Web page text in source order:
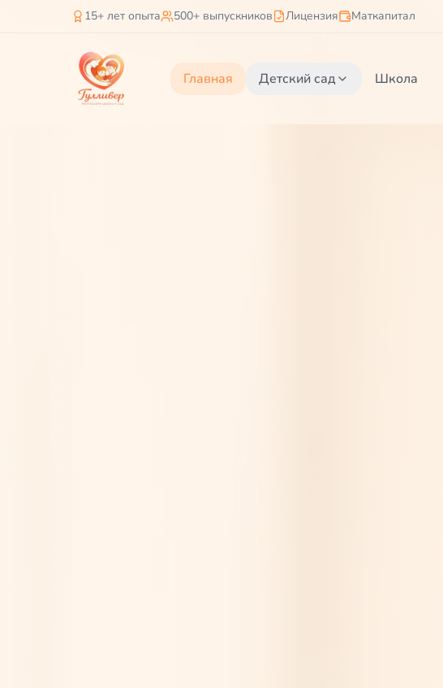
15+ лет опыта 500+ выпускников Лицензия Маткапитал
Главная Детский сад Школа